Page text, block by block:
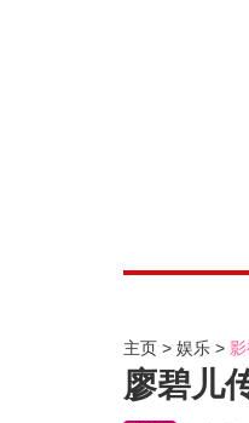
主页 娱乐 影
廖碧儿